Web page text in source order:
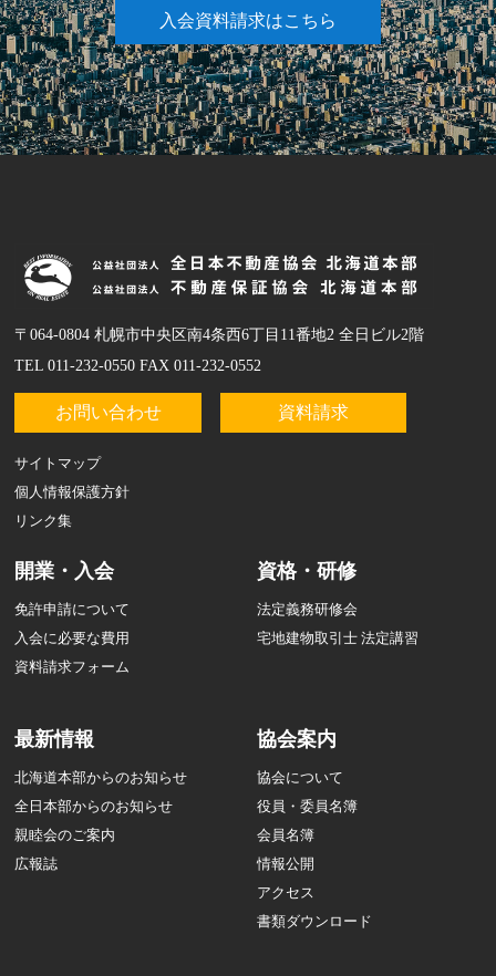
入会資料請求はこちら
〒064-0804 札幌市中央区南4条西6丁目11番地2 全日ビル2階
TEL 011-232-0550 FAX 011-232-0552
お問い合わせ 資料請求
サイトマップ
個人情報保護方針
リンク集
開業・入会
免許申請について
入会に必要な費用
資料請求フォーム
資格・研修
法定義務研修会
宅地建物取引士 法定講習
最新情報
北海道本部からのお知らせ
全日本部からのお知らせ
親睦会のご案内
広報誌
協会案内
協会について
役員・委員名簿
会員名簿
情報公開
アクセス
書類ダウンロード